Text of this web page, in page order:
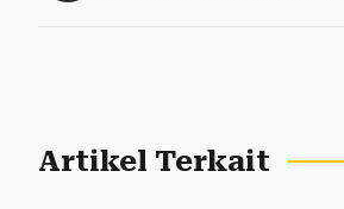
Artikel Terkait